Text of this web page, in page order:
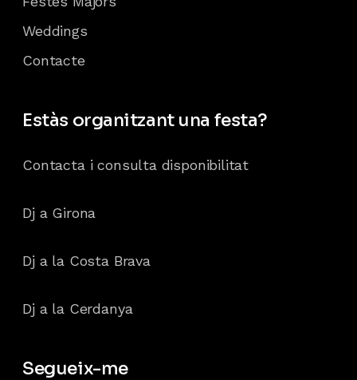
Weddings
Contacte
Estàs organitzant una festa?
Contacta i consulta disponibilitat
Dj a Girona
Dj a la Costa Brava
Dj a la Cerdanya
Segueix-me